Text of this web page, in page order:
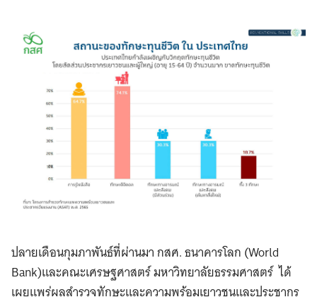
ปลายเดือนกุมภาพันธ์ที่ผ่านมา กสศ. ธนาคารโลก (World
Bank)และคณะเศรษฐศาสตร์ มหาวิทยาลัยธรรมศาสตร์ ได้
เผยแพร่ผลสำรวจทักษะและความพร้อมเยาวชนและประชากร